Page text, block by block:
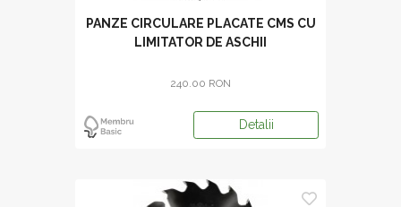
PANZE CIRCULARE PLACATE CMS CU
LIMITATOR DE ASCHII
240.00 RON
Detalii